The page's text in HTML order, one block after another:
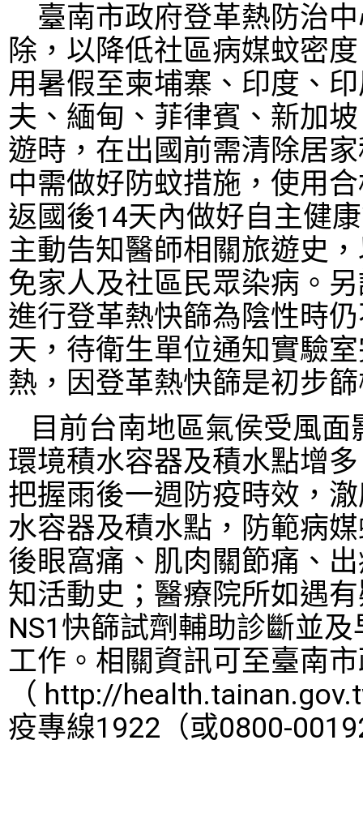
臺南市政府登革熱防治
除，以降低社區病媒蚊密
用暑假至柬埔寨、印度、
夫、緬甸、菲律賓、新加
遊時，在出國前需清除居
中需做好防蚊措施，使用
返國後14天內做好自主健
主動告知醫師相關旅遊史
免家人及社區民眾染病。
進行登革熱快篩為陰性時
天，待衛生單位通知實驗
熱，因登革熱快篩是初步
目前台南地區氣侯受風
環境積水容器及積水點增
把握雨後一週防疫時效，
水容器及積水點，防範病
後眼窩痛、肌肉關節痛、
知活動史；醫療院所如遇
NS1快篩試劑輔助診斷並
工作。相關資訊可至臺南
（ http://
疫專線1922 （或0800-